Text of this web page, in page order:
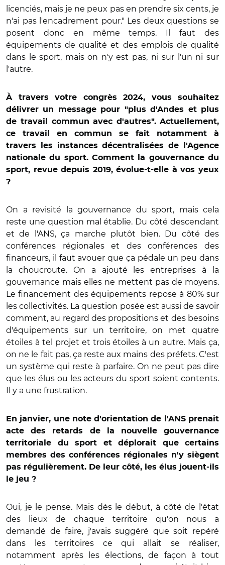
licenciés, mais je ne peux pas en prendre six cents, je
n'ai pas l'encadrement pour." Les deux questions se
posent donc en même temps. Il faut des
équipements de qualité et des emplois de qualité
dans le sport, mais on n'y est pas, ni sur l'un ni sur
l'autre.
À travers votre congrès 2024, vous souhaitez
délivrer un message pour "plus d'Andes et plus
de travail commun avec d'autres". Actuellement,
ce travail en commun se fait notamment à
travers les instances décentralisées de l'Agence
nationale du sport. Comment la gouvernance du
sport, revue depuis 2019, évolue-t-elle à vos yeux
?
On a revisité la gouvernance du sport, mais cela
reste une question mal établie. Du côté descendant
et de l'ANS, ça marche plutôt bien. Du côté des
conférences régionales et des conférences des
financeurs, il faut avouer que ça pédale un peu dans
la choucroute. On a ajouté les entreprises à la
gouvernance mais elles ne mettent pas de moyens.
Le financement des équipements repose à 80% sur
les collectivités. La question posée est aussi de savoir
comment, au regard des propositions et des besoins
d'équipements sur un territoire, on met quatre
étoiles à tel projet et trois étoiles à un autre. Mais ça,
on ne le fait pas, ça reste aux mains des préfets. C'est
un système qui reste à parfaire. On ne peut pas dire
que les élus ou les acteurs du sport soient contents.
Il y a une frustration.
En janvier, une note d'orientation de l'ANS prenait
acte des retards de la nouvelle gouvernance
territoriale du sport et déplorait que certains
membres des conférences régionales n'y siègent
pas régulièrement. De leur côté, l es élus jouent-ils
le jeu ?
Oui, je le pense. Mais dès le début, à côté de l'état
des lieux de chaque territoire qu'on nous a
demandé de faire, j'avais suggéré que soit repéré
dans les territoires ce qui allait se réaliser,
notamment après les élections, de façon à tout